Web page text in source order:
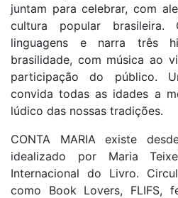
juntam para celebrar, com
cultura popular brasileira.
linguagens e narra três
brasilidade, com música ao
participação do público.
convida todas as idades a
lúdico das nossas tradições.
CONTA MARIA existe
idealizado por Maria
Internacional do Livro.
como Book Lovers, FLIFS,